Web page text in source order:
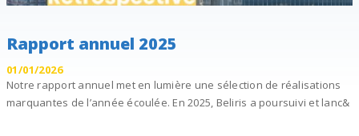
Rapport annuel 2025
01/01/2026
Notre rapport annuel met en lumière une sélection de réalisations
marquantes de l’année écoulée. En 2025, Beliris a poursuivi et lanc&